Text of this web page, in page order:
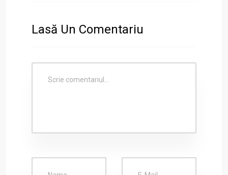
Lasă Un Comentariu